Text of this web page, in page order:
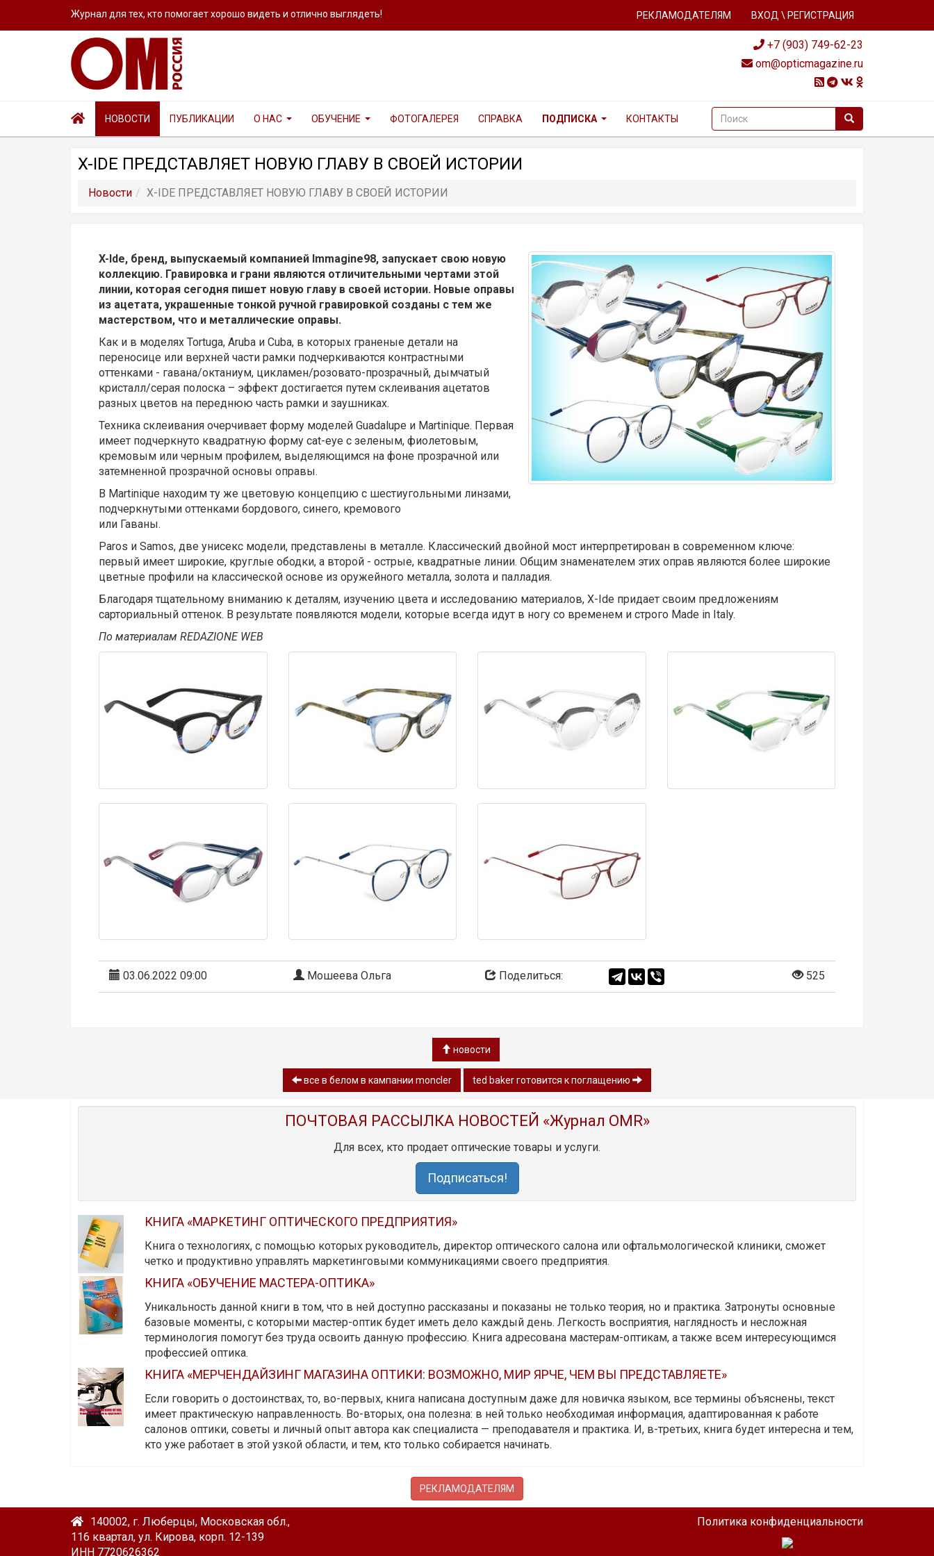
Журнал для тех, кто помогает хорошо видеть и отлично выглядеть! РЕКЛАМОДАТЕЛЯМ ВХОД \ РЕГИСТРАЦИЯ
+7 (903) 749-62-23
om@opticmagazine.ru
НОВОСТИ ПУБЛИКАЦИИ О НАС ОБУЧЕНИЕ ФОТОГАЛЕРЕЯ СПРАВКА ПОДПИСКА КОНТАКТЫ
X-IDE ПРЕДСТАВЛЯЕТ НОВУЮ ГЛАВУ В СВОЕЙ ИСТОРИИ
Новости X-IDE ПРЕДСТАВЛЯЕТ НОВУЮ ГЛАВУ В СВОЕЙ ИСТОРИИ
X-Ide, бренд, выпускаемый компанией Immagine98, запускает свою новую
коллекцию. Гравировка и грани являются отличительными чертами этой
линии, которая сегодня пишет новую главу в своей истории. Новые оправы
из ацетата, украшенные тонкой ручной гравировкой созданы с тем же
мастерством, что и металлические оправы.
Как и в моделях Tortuga, Aruba и Cuba, в которых граненые детали на
переносице или верхней части рамки подчеркиваются контрастными
оттенками - гавана/октаниум, цикламен/розовато-прозрачный, дымчатый
кристалл/серая полоска – эффект достигается путем склеивания ацетатов
разных цветов на переднюю часть рамки и заушниках.
Техника склеивания очерчивает форму моделей Guadalupe и Martinique. Первая
имеет подчеркнуто квадратную форму cat-eye с зеленым, фиолетовым,
кремовым или черным профилем, выделяющимся на фоне прозрачной или
затемненной прозрачной основы оправы.
В Martinique находим ту же цветовую концепцию с шестиугольными линзами,
подчеркнутыми оттенками бордового, синего, кремового
или Гаваны.
Paros и Samos, две унисекс модели, представлены в металле. Классический двойной мост интерпретирован в современном ключе:
первый имеет широкие, круглые ободки, а второй - острые, квадратные линии. Общим знаменателем этих оправ являются более широкие
цветные профили на классической основе из оружейного металла, золота и палладия.
Благодаря тщательному вниманию к деталям, изучению цвета и исследованию материалов, X-Ide придает своим предложениям
сарториальный оттенок. В результате появляются модели, которые всегда идут в ногу со временем и строго Made in Italy.
По материалам REDAZIONE WEB
03.06.2022 09:00 Мошеева Ольга Поделиться: 525
новости
все в белом в кампании moncler ted baker готовится к поглащению
ПОЧТОВАЯ РАССЫЛКА НОВОСТЕЙ «Журнал OMR»
Для всех, кто продает оптические товары и услуги.
Подписаться!
КНИГА «МАРКЕТИНГ ОПТИЧЕСКОГО ПРЕДПРИЯТИЯ»
Книга о технологиях, с помощью которых руководитель, директор оптического салона или офтальмологической клиники, сможет
четко и продуктивно управлять маркетинговыми коммуникациями своего предприятия.
КНИГА «ОБУЧЕНИЕ МАСТЕРА-ОПТИКА»
Уникальность данной книги в том, что в ней доступно рассказаны и показаны не только теория, но и практика. Затронуты основные
базовые моменты, с которыми мастер-оптик будет иметь дело каждый день. Легкость восприятия, наглядность и несложная
терминология помогут без труда освоить данную профессию. Книга адресована мастерам-оптикам, а также всем интересующимся
профессией оптика.
КНИГА «МЕРЧЕНДАЙЗИНГ МАГАЗИНА ОПТИКИ: ВОЗМОЖНО, МИР ЯРЧЕ, ЧЕМ ВЫ ПРЕДСТАВЛЯЕТЕ»
Если говорить о достоинствах, то, во-первых, книга написана доступным даже для новичка языком, все термины объяснены, текст
имеет практическую направленность. Во-вторых, она полезна: в ней только необходимая информация, адаптированная к работе
салонов оптики, советы и личный опыт автора как специалиста — преподавателя и практика. И, в-третьих, книга будет интересна и тем,
кто уже работает в этой узкой области, и тем, кто только собирается начинать.
РЕКЛАМОДАТЕЛЯМ
140002, г. Люберцы, Московская обл.,
116 квартал, ул. Кирова, корп. 12-139
ИНН 7720626362
Политика конфиденциальности